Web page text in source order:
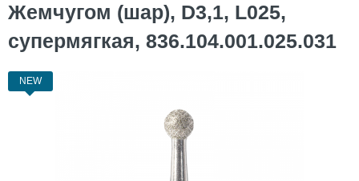
Жемчугом (шар), D3,1, L025,
супермягкая, 836.104.001.025.031
NEW